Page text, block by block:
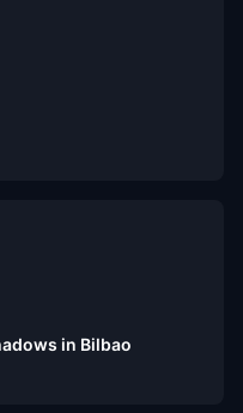
in Bilbao